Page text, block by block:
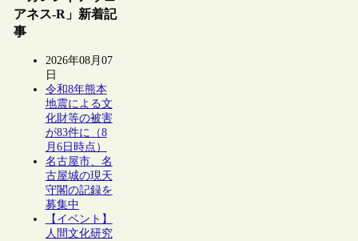
アネス-R」新着記
事
2026年08月07
日
令和8年熊本
地震による文
化財等の被害
が83件に（8
月6日時点）
名古屋市、名
古屋城の現天
守閣の記録を
募集中
【イベント】
人間文化研究